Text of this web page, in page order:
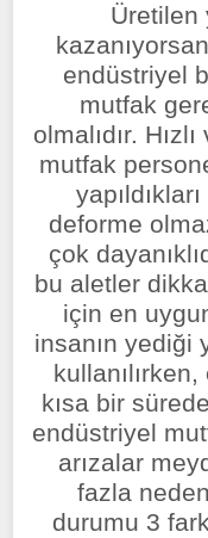
Üretilen
endüstriyel
mutfak
olmalıdır.
mutfak
deforme
çok
bu aletler
için en
insanın yediği
kısa bir
endüstriyel
arızalar
fazla
durumu 3